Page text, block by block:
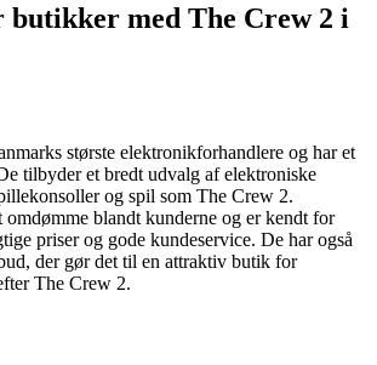
butikker med The Crew 2 i
største elektronikforhandlere og har et
tilbyder et bredt udvalg af elektroniske
og spil som The Crew 2.
omdømme blandt kunderne og er kendt for
priser og gode kundeservice. De har også
der gør det til en attraktiv butik for
The Crew 2.